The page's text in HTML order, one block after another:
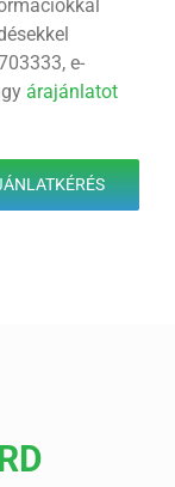
e-
árajánlatot